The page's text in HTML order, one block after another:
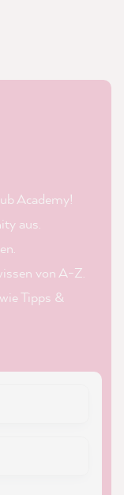
Academy!
aus.
von A-Z.
Tipps &